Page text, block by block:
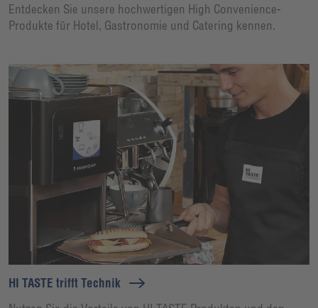
Entdecken Sie unsere hochwertigen High Convenience-
Produkte für Hotel, Gastronomie und Catering kennen.
HI TASTE trifft Technik